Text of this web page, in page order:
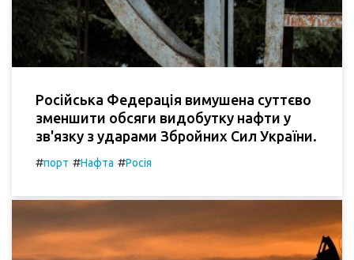
Російська Федерація вимушена суттєво
зменшити обсяги видобутку нафти у
зв'язку з ударами Збройних Сил України.
#порт #Нафта #Росія